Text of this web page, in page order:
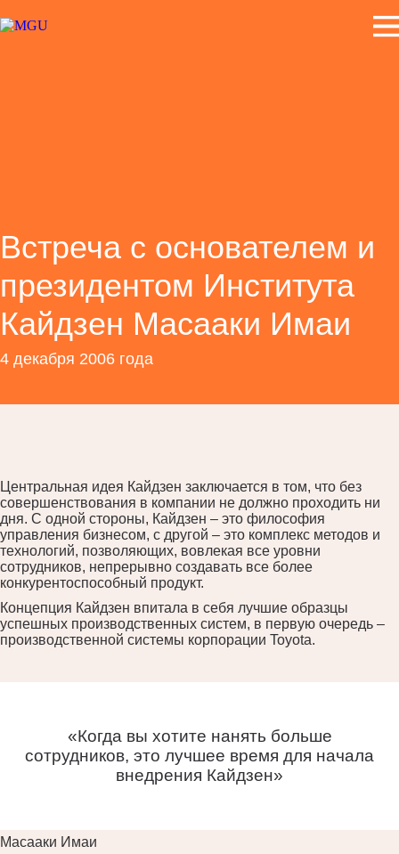
Встреча с основателем и
президентом Института
Кайдзен Масааки Имаи
4 декабря 2006 года
Центральная идея Кайдзен заключается в том, что без
совершенствования в компании не должно проходить ни
дня. С одной стороны, Кайдзен – это философия
управления бизнесом, с другой – это комплекс методов и
технологий, позволяющих, вовлекая все уровни
сотрудников, непрерывно создавать все более
конкурентоспособный продукт.
Концепция Кайдзен впитала в себя лучшие образцы
успешных производственных систем, в первую очередь –
производственной системы корпорации Toyota.
«Когда вы хотите нанять больше
сотрудников, это лучшее время для начала
внедрения Кайдзен»
Масааки Имаи